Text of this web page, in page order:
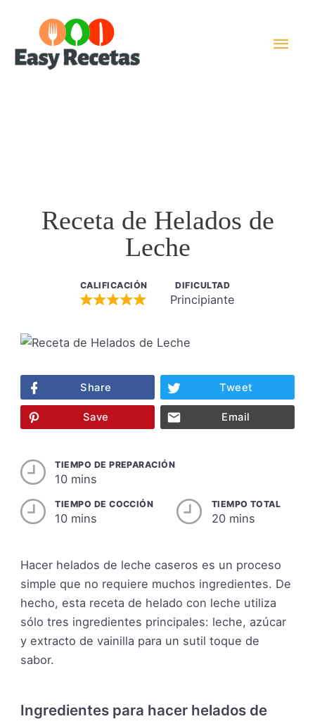
contenido
Receta de Helados de
Leche
CALIFICACIÓN DIFICULTAD
Principiante
Share Tweet
Save Email
TIEMPO DE PREPARACIÓN
10 mins
TIEMPO DE COCCIÓN
10 mins
TIEMPO TOTAL
20 mins
Hacer helados de leche caseros es un proceso
simple que no requiere muchos ingredientes. De
hecho, esta receta de helado con leche utiliza
sólo tres ingredientes principales: leche, azúcar
y extracto de vainilla para un sutil toque de
sabor.
Ingredientes para hacer helados de